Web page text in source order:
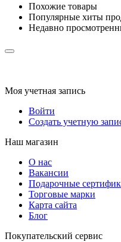
Похожие товары
Популярные хиты
Недавно
Моя учетная запись
Войти
Создать учетную
Наш магазин
О нас
Вакансии
Подарочные
Торговые марки
Карта сайта
Блог
Покупательский сервис